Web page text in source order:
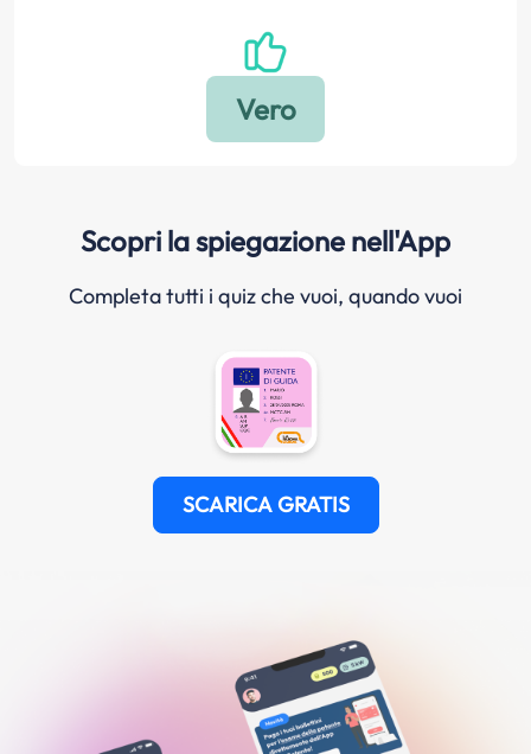
Scopri la spiegazione nell'App
Completa tutti i quiz che vuoi, quando vuoi
SCARICA GRATIS